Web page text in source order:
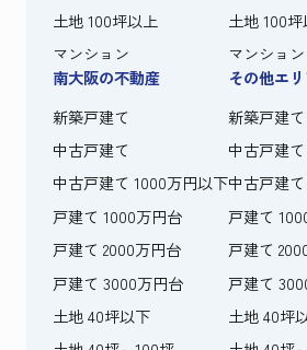
土地 100坪以上
マンション
土地 100
マンション
南大阪の不動産
新築戸建て
中古戸建て
中古戸建て 1000万円以下
戸建て 1000万円台
戸建て 2000万円台
戸建て 3000万円台
土地 40坪以下
その他エ
新築戸建て
中古戸建て
中古戸建
戸建て
戸建て
戸建て
土地 40坪